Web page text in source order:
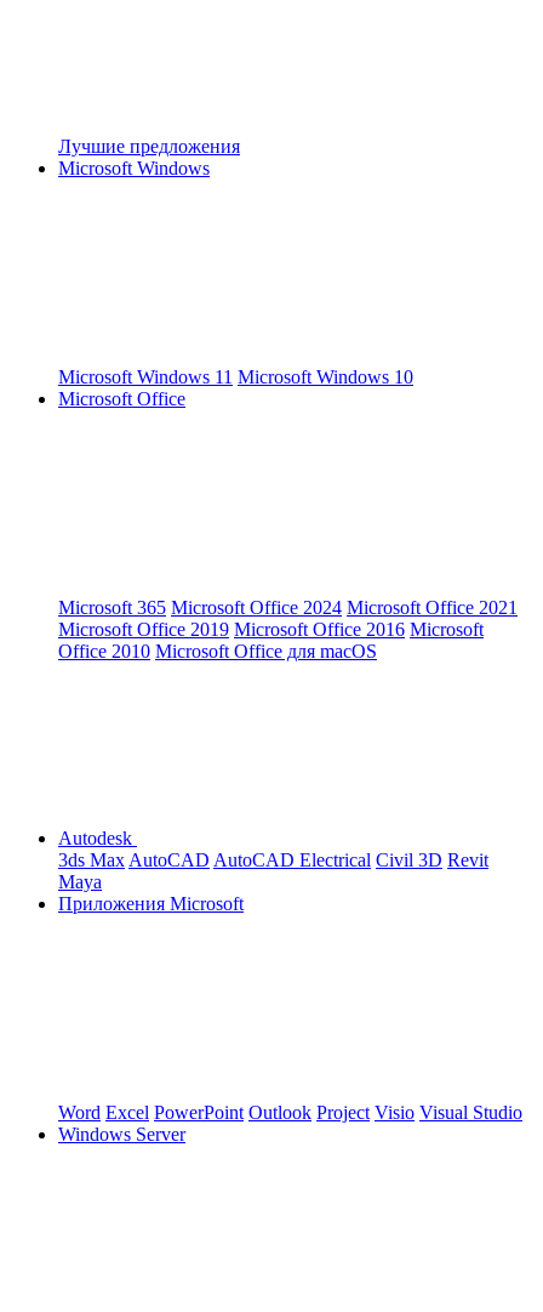
Лучшие предложения
Microsoft Windows
Microsoft Windows 11 Microsoft Windows 10
Microsoft Office
Microsoft 365 Microsoft Office 2024 Microsoft Office 2021
Microsoft Office 2019 Microsoft Office 2016 Microsoft
Office 2010 Microsoft Office для macOS
Autodesk
3ds Max AutoCAD AutoCAD Electrical Civil 3D Revit
Maya
Приложения Microsoft
Word Excel PowerPoint Outlook Project Visio Visual Studio
Windows Server